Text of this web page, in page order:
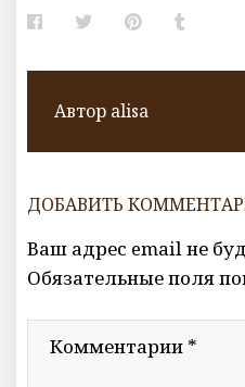
FacebookTwitterPinterest
Автор alisa
ДОБАВИТЬ
Ваш адрес email не
Обязательные поля